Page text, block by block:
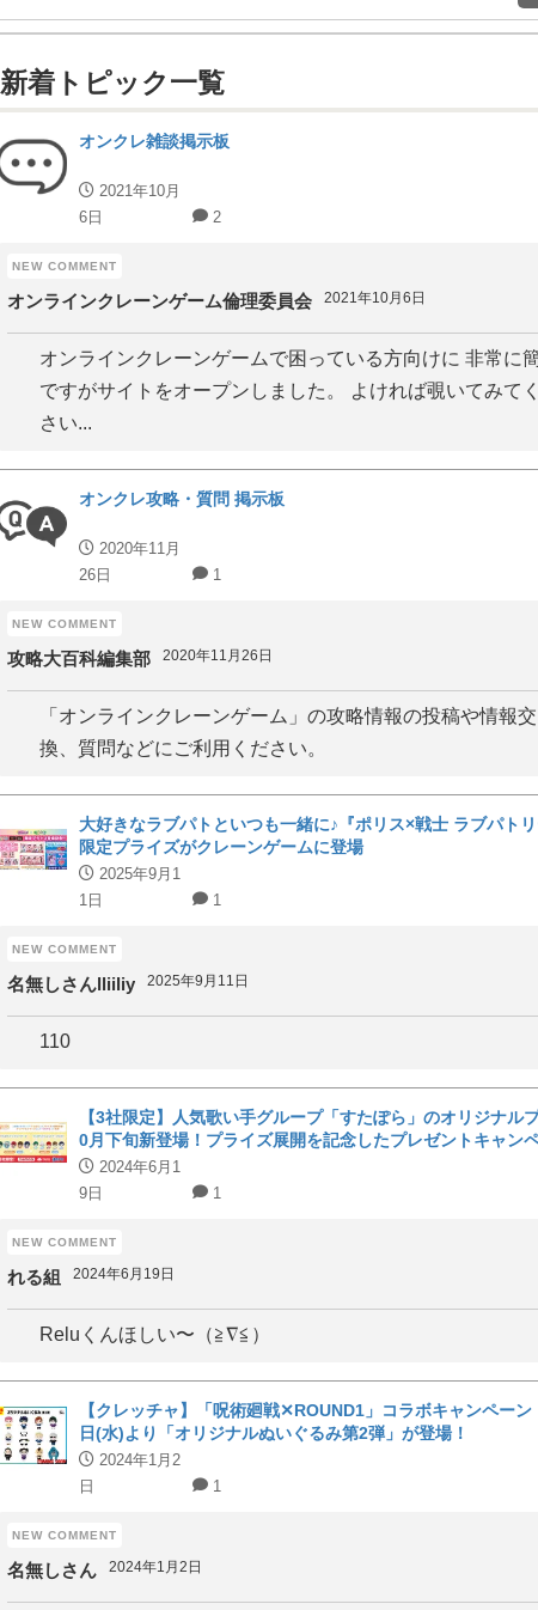
新着トピック一覧
オンクレ雑談掲示板
2021年10月
6日
2
オンラインクレーンゲーム倫理委員会 2021年10月6日
オンラインクレーンゲームで困っている方向けに 非常に
ですがサイトをオープンしました。 よければ覗いてみて
さい...
オンクレ攻略・質問 掲示板
2020年11月
26日
1
攻略大百科編集部 2020年11月26日
「オンラインクレーンゲーム」の攻略情報の投稿や情報交
換、質問などにご利用ください。
大好きなラブパトといつも一緒に♪『ポリス×戦士 ラブパトリ
限定プライズがクレーンゲームに登場
2025年9月1
1日
1
名無しさんlliiliy 2025年9月11日
110
【3社限定】人気歌い手グループ「すたぽら」のオリジナル
0月下旬新登場！プライズ展開を記念したプレゼントキャン
2024年6月1
9日
1
れる組 2024年6月19日
Reluくんほしい〜（≧∇≦）
【クレッチャ】「呪術廻戦✕ROUND1」コラボキャンペーン
日(水)より「オリジナルぬいぐるみ第2弾」が登場！
2024年1月2
日
1
名無しさん 2024年1月2日